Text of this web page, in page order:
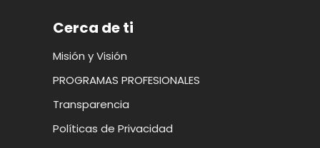
Cerca de ti
Misión y Visión
PROGRAMAS PROFESIONALES
Transparencia
Políticas de Privacidad